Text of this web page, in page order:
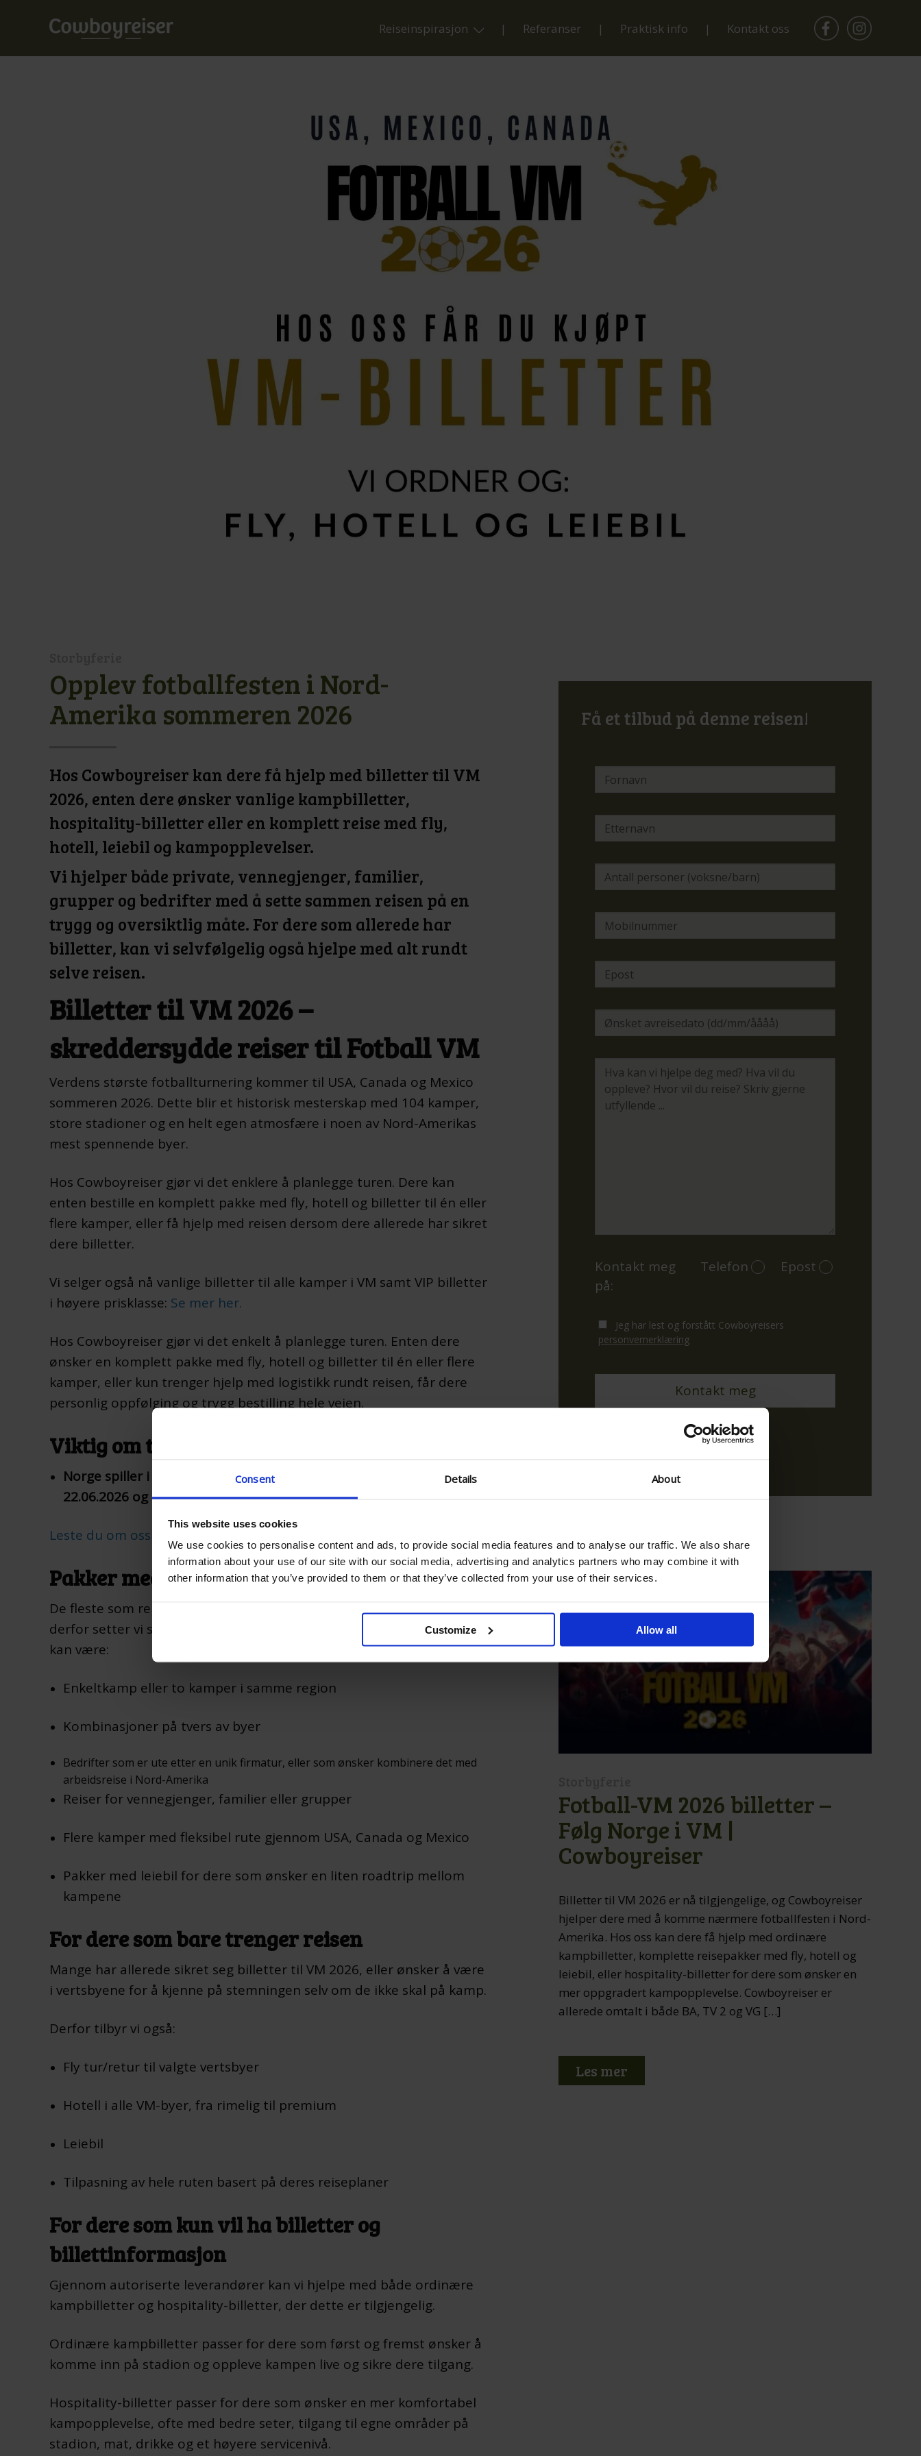
Consent Details About
This website uses cookies
We use cookies to personalise content and ads, to provide social media features and to analyse our traffic. We also share
information about your use of our site with our social media, advertising and analytics partners who may combine it with
other information that you’ve provided to them or that they’ve collected from your use of their services.
Customize Allow all
Reiseinspirasjon Referanser Praktisk info Kontakt oss
Opplev fotballfesten i Nord-
Amerika sommeren 2026
Hos Cowboyreiser kan dere få hjelp med billetter til VM
2026, enten dere ønsker vanlige kampbilletter,
hospitality-billetter eller en komplett reise med fly,
hotell, leiebil og kampopplevelser.
Vi hjelper både private, vennegjenger, familier,
grupper og bedrifter med å sette sammen reisen på en
trygg og oversiktlig måte. For dere som allerede har
billetter, kan vi selvfølgelig også hjelpe med alt rundt
selve reisen.
Billetter til VM 2026 –
skreddersydde reiser til Fotball VM
Verdens største fotballturnering kommer til USA, Canada og Mexico
sommeren 2026. Dette blir et historisk mesterskap med 104 kamper,
store stadioner og en helt egen atmosfære i noen av Nord-Amerikas
mest spennende byer.
Hos Cowboyreiser gjør vi det enklere å planlegge turen. Dere kan
enten bestille en komplett pakke med fly, hotell og billetter til én eller
flere kamper, eller få hjelp med reisen dersom dere allerede har sikret
dere billetter.
Vi selger også nå vanlige billetter til alle kamper i VM samt VIP billetter
i høyere prisklasse: Se mer her.
Hos Cowboyreiser gjør vi det enkelt å planlegge turen. Enten dere
ønsker en komplett pakke med fly, hotell og billetter til én eller flere
kamper, eller kun trenger hjelp med logistikk rundt reisen, får dere
personlig oppfølging og trygg bestilling hele veien.
Viktig om trekningen til gruppespillet
Norge spiller i Boston 16.06.2026, så i New York/New Jersey
22.06.2026 og til slutt igjen i Boston 26.06.2026
Leste du om oss på TV2.no?
Pakker med fly, hotell og kampbilletter
De fleste som reiser til mesterskapet ønsker en sømløs opplevelse og
derfor setter vi sammen komplette reiser der alt er inkludert. Dette
kan være:
Enkeltkamp eller to kamper i samme region
Kombinasjoner på tvers av byer
Bedrifter som er ute etter en unik firmatur, eller som ønsker kombinere det med
arbeidsreise i Nord-Amerika
Reiser for vennegjenger, familier eller grupper
Flere kamper med fleksibel rute gjennom USA, Canada og Mexico
Pakker med leiebil for dere som ønsker en liten roadtrip mellom
kampene
For dere som bare trenger reisen
Mange har allerede sikret seg billetter til VM 2026, eller ønsker å være
i vertsbyene for å kjenne på stemningen selv om de ikke skal på kamp.
Derfor tilbyr vi også:
Fly tur/retur til valgte vertsbyer
Hotell i alle VM-byer, fra rimelig til premium
Leiebil
Tilpasning av hele ruten basert på deres reiseplaner
For dere som kun vil ha billetter og
billettinformasjon
Gjennom autoriserte leverandører kan vi hjelpe med både ordinære
kampbilletter og hospitality-billetter, der dette er tilgjengelig.
Ordinære kampbilletter passer for dere som først og fremst ønsker å
komme inn på stadion og oppleve kampen live og sikre dere tilgang.
Hospitality-billetter passer for dere som ønsker en mer komfortabel
kampopplevelse, ofte med bedre seter, tilgang til egne områder på
stadion, mat, drikke og et høyere servicenivå.
Få et tilbud på denne reisen!
Kontakt meg
på:
Telefon Epost
Jeg har lest og forstått Cowboyreisers
personvernerklæring
LIGNENDE TURER
Fotball-VM 2026 billetter –
Følg Norge i VM |
Cowboyreiser
Billetter til VM 2026 er nå tilgjengelige, og Cowboyreiser
hjelper dere med å komme nærmere fotballfesten i Nord-
Amerika. Hos oss kan dere få hjelp med ordinære
kampbilletter, komplette reisepakker med fly, hotell og
leiebil, eller hospitality-billetter for dere som ønsker en
mer oppgradert kampopplevelse. Cowboyreiser er
allerede omtalt i både BA, TV 2 og VG […]
Les mer